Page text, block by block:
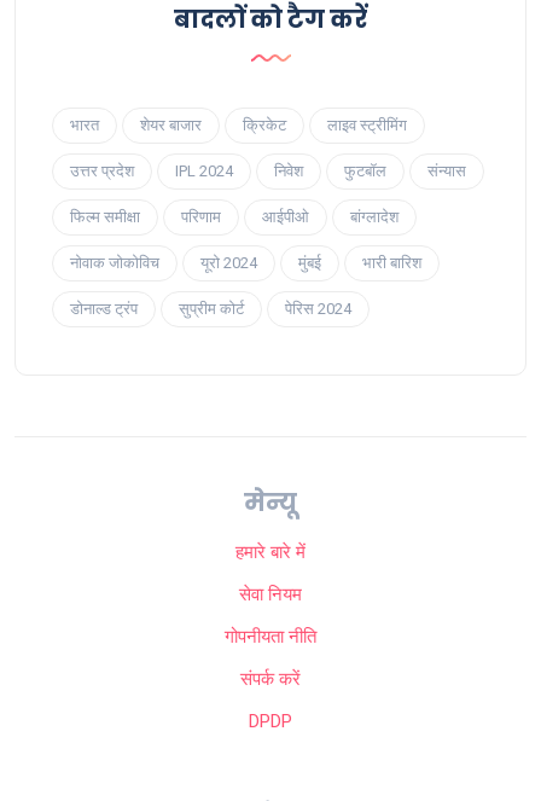
बादलों को टैग करें
भारत शेयर बाजार क्रिकेट लाइव स्ट्रीमिंग
उत्तर प्रदेश IPL 2024 निवेश फुटबॉल संन्यास
फिल्म समीक्षा परिणाम आईपीओ बांग्लादेश
नोवाक जोकोविच यूरो 2024 मुंबई भारी बारिश
डोनाल्ड ट्रंप सुप्रीम कोर्ट पेरिस 2024
मेन्यू
हमारे बारे में
सेवा नियम
गोपनीयता नीति
संपर्क करें
DPDP